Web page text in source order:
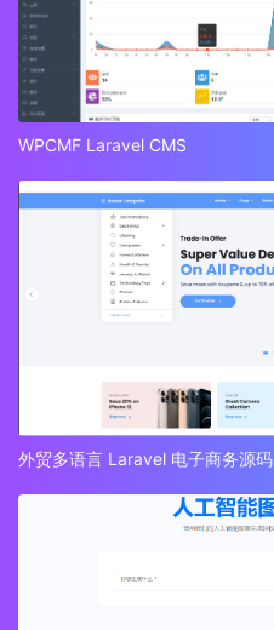
WPCMF Laravel CMS
外贸多语言 Laravel 电子商务源码